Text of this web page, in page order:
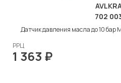
702
Датчик давления масла до 10 бар
РРЦ
1 363 ₽